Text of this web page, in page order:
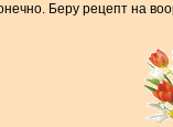
Беру рецепт на